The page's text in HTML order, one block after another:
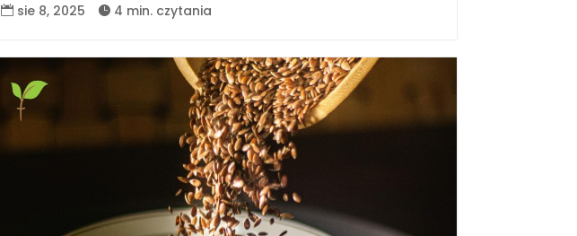
 sie 8, 2025  4 min. czytania